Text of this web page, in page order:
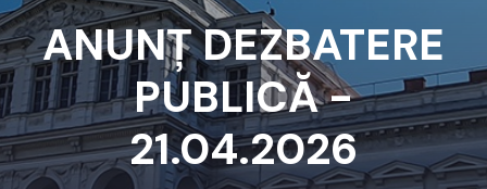
ANUNȚ DEZBATERE
PUBLICĂ -
21.04.2026